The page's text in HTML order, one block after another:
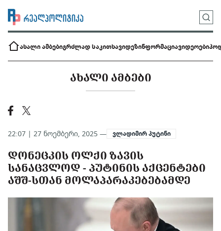
ახალი ამბებიგრძლად საკითხავიდეზინფორმაციავიდეოები
ᲐᲮᲐᲚᲘ ᲐᲛᲑᲔᲑᲘ
22:07 | 27 ნოემბერი, 2025 — ვლადიმირ პუტინი
ᲓᲝᲜᲔᲪᲙᲘᲡ ᲝᲚᲥᲘ ᲖᲐᲕᲘᲡ
ᲡᲐᲜᲐᲪᲕᲚᲝᲓ - ᲞᲣᲢᲘᲜᲘᲡ ᲐᲥᲪᲔᲜᲢᲔᲑᲘ
ᲐᲨᲨ-ᲡᲗᲐᲜ ᲛᲝᲚᲐᲞᲐᲠᲐᲙᲔᲑᲔᲑᲐᲛᲓᲔ